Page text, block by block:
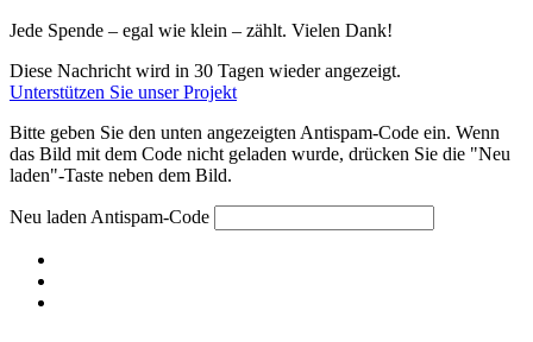
Jede Spende – egal wie klein – zählt. Vielen Dank!
Diese Nachricht wird in 30 Tagen wieder angezeigt.
Unterstützen Sie unser Projekt
Bitte geben Sie den unten angezeigten Antispam-Code ein. Wenn
das Bild mit dem Code nicht geladen wurde, drücken Sie die "Neu
laden"-Taste neben dem Bild.
Neu laden Antispam-Code